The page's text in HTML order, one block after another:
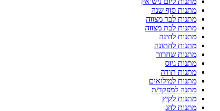
מתנות סוף שנה
מתנות לבר מצווה
מתנות לבת מצווה
מתנות לחינה
מתנות לחתונה
מתנות שחרור
מתנות גיוס
מתנות תודה
מתנות למילואים
מתנה למפקד/ת
מתנות לקיץ
מתנות לחג